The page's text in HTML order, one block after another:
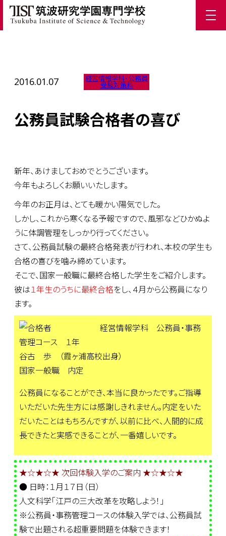
ホーム / TIST News / 公務員試験合格者の喜び
2016.01.07 経営情報学科・公務員
受験対策科
公務員試験合格者の喜び
新年、あけましておめでとうございます。
今年もよろしくお願いいたします。
今年のお正月は、とても暖かい陽気でした。
しかし、これから寒くなる予報ですので、風邪などひかぬよ
うに体調管理をしっかり行ってください。
さて、公務員試験の最終合格発表が行われ、本校の学生も
合格の喜びを噛み締めています。
そこで、国家一般職に最終合格した学生をご紹介します。
彼は１年生のうちに最終合格をし、４月から公務員になり
ます。
経営情報学科 公務員・事務
管理コース １年
谷古 歩 （霞ヶ浦高校出身）
国家一般職 内定
公務員になることができ、本当に良かったです。ご指導
いただいた先生方には感謝しきれません。内定をいた
だいたことはもちろんですが、以前に比べ、人間的に成
長できたと実感できることが、一番嬉しいです。
★☆★☆★ 次回体験入学のご案内 ★☆★☆★
● 日時：１月１７日（日）
人文科学「江戸の三大改革を攻略しよう！」
※公務員・事務管理コースの体験入学では、公務員試
験で出題される超重要問題を体験できます！